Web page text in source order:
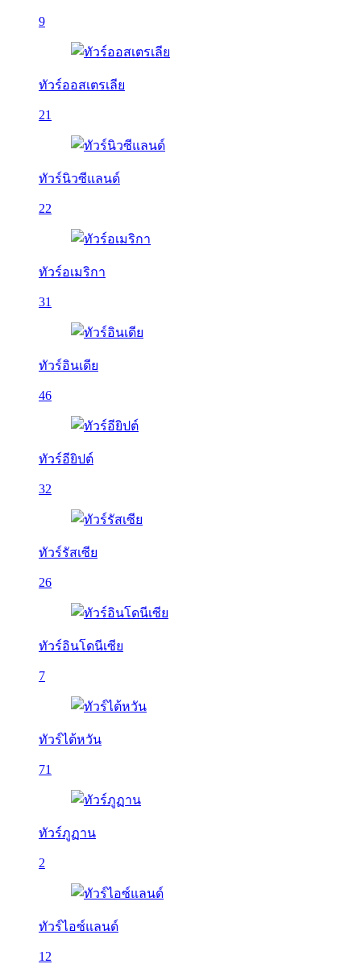
9
ทัวร์ออสเตรเลีย
21
ทัวร์นิวซีแลนด์
22
ทัวร์อเมริกา
31
ทัวร์อินเดีย
46
ทัวร์อียิปต์
32
ทัวร์รัสเซีย
26
ทัวร์อินโดนีเซีย
7
ทัวร์ไต้หวัน
71
ทัวร์ภูฏาน
2
ทัวร์ไอซ์แลนด์
12